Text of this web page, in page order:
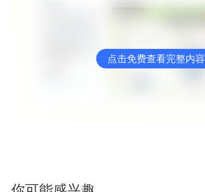
点击免费查看完整内容